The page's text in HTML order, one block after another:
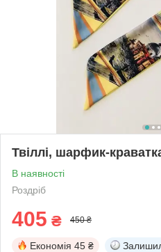
Твіллі, шарфик-
В наявності
Роздріб
405 ₴ 450 ₴
Економія 45 ₴